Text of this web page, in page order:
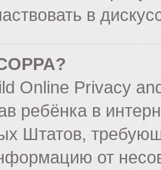
в
Online Privacy
ребёнка в
Штатов,
от